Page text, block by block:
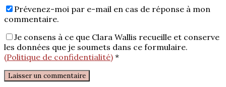
Prévenez-moi par e-mail en cas de réponse à mon
commentaire.
Je consens à ce que Clara Wallis recueille et conserve
les données que je soumets dans ce formulaire.
(Politique de confidentialité) *